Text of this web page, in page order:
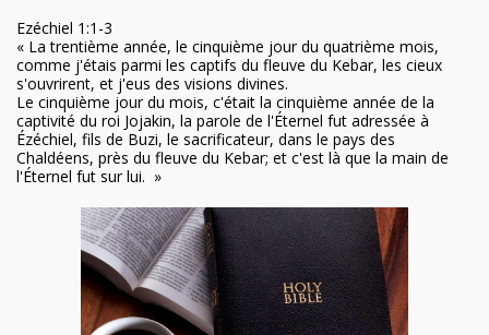
Ezéchiel 1:1-3
« La trentième année, le cinquième jour du quatrième mois,
comme j'étais parmi les captifs du fleuve du Kebar, les cieux
s'ouvrirent, et j'eus des visions divines.
Le cinquième jour du mois, c'était la cinquième année de la
captivité du roi Jojakin, la parole de l'Éternel fut adressée à
Ézéchiel, fils de Buzi, le sacrificateur, dans le pays des
Chaldéens, près du fleuve du Kebar; et c'est là que la main de
l'Éternel fut sur lui. »